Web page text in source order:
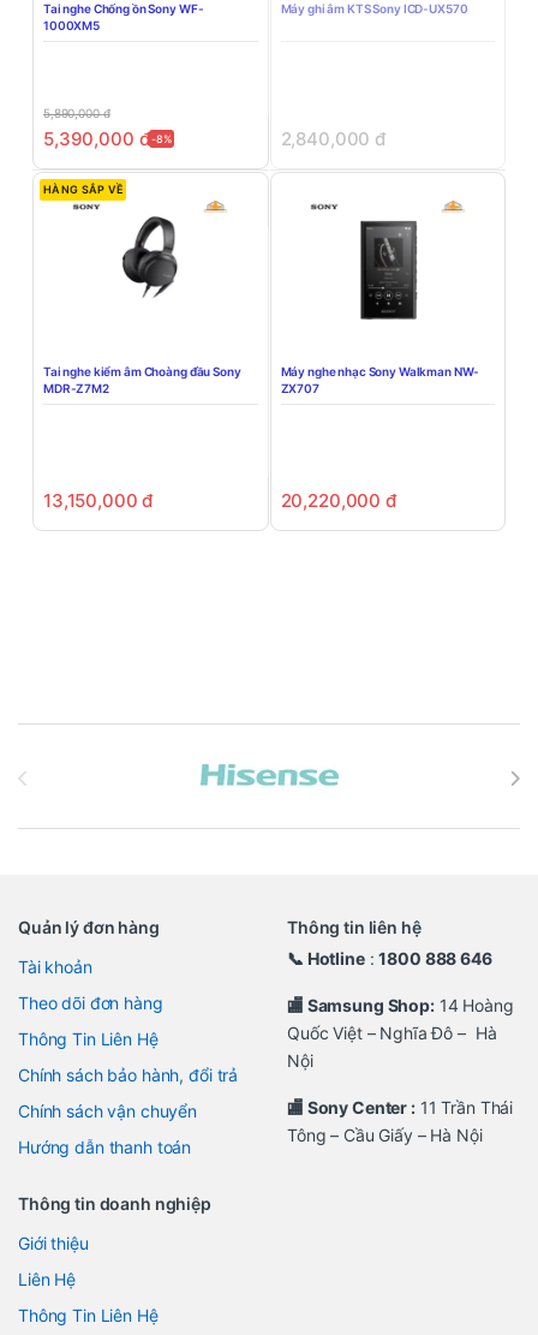
Tai nghe Chống ồn Sony WF-
1000XM5
5,890,000đ
5,390,000 đ-8%
Máy ghi âm KTS Sony ICD-UX570
2,840,000 đ
HÀNG SẮP VỀ
Tai nghe kiểm âm Choàng đầu Sony
MDR-Z7M2
13,150,000đ
Máy nghe nhạc Sony Walkman NW-
ZX707
20,220,000 đ
Quản lý đơn hàng
Tài khoản
Theo dõi đơn hàng
Thông Tin Liên Hệ
Chính sách bảo hành, đổi trả
Chính sách vận chuyển
Hướng dẫn thanh toán
Thông tin liên hệ
📞 Hotline:1800 888 646
🏬 Samsung Shop:14 Hoàng
Quốc Việt – Nghĩa Đô – Hà
Nội
🏬 Sony Center :11 Trần Thái
Tông – Cầu Giấy – Hà Nội
Thông tin doanh nghiệp
Giới thiệu
Liên Hệ
Thông Tin Liên Hệ